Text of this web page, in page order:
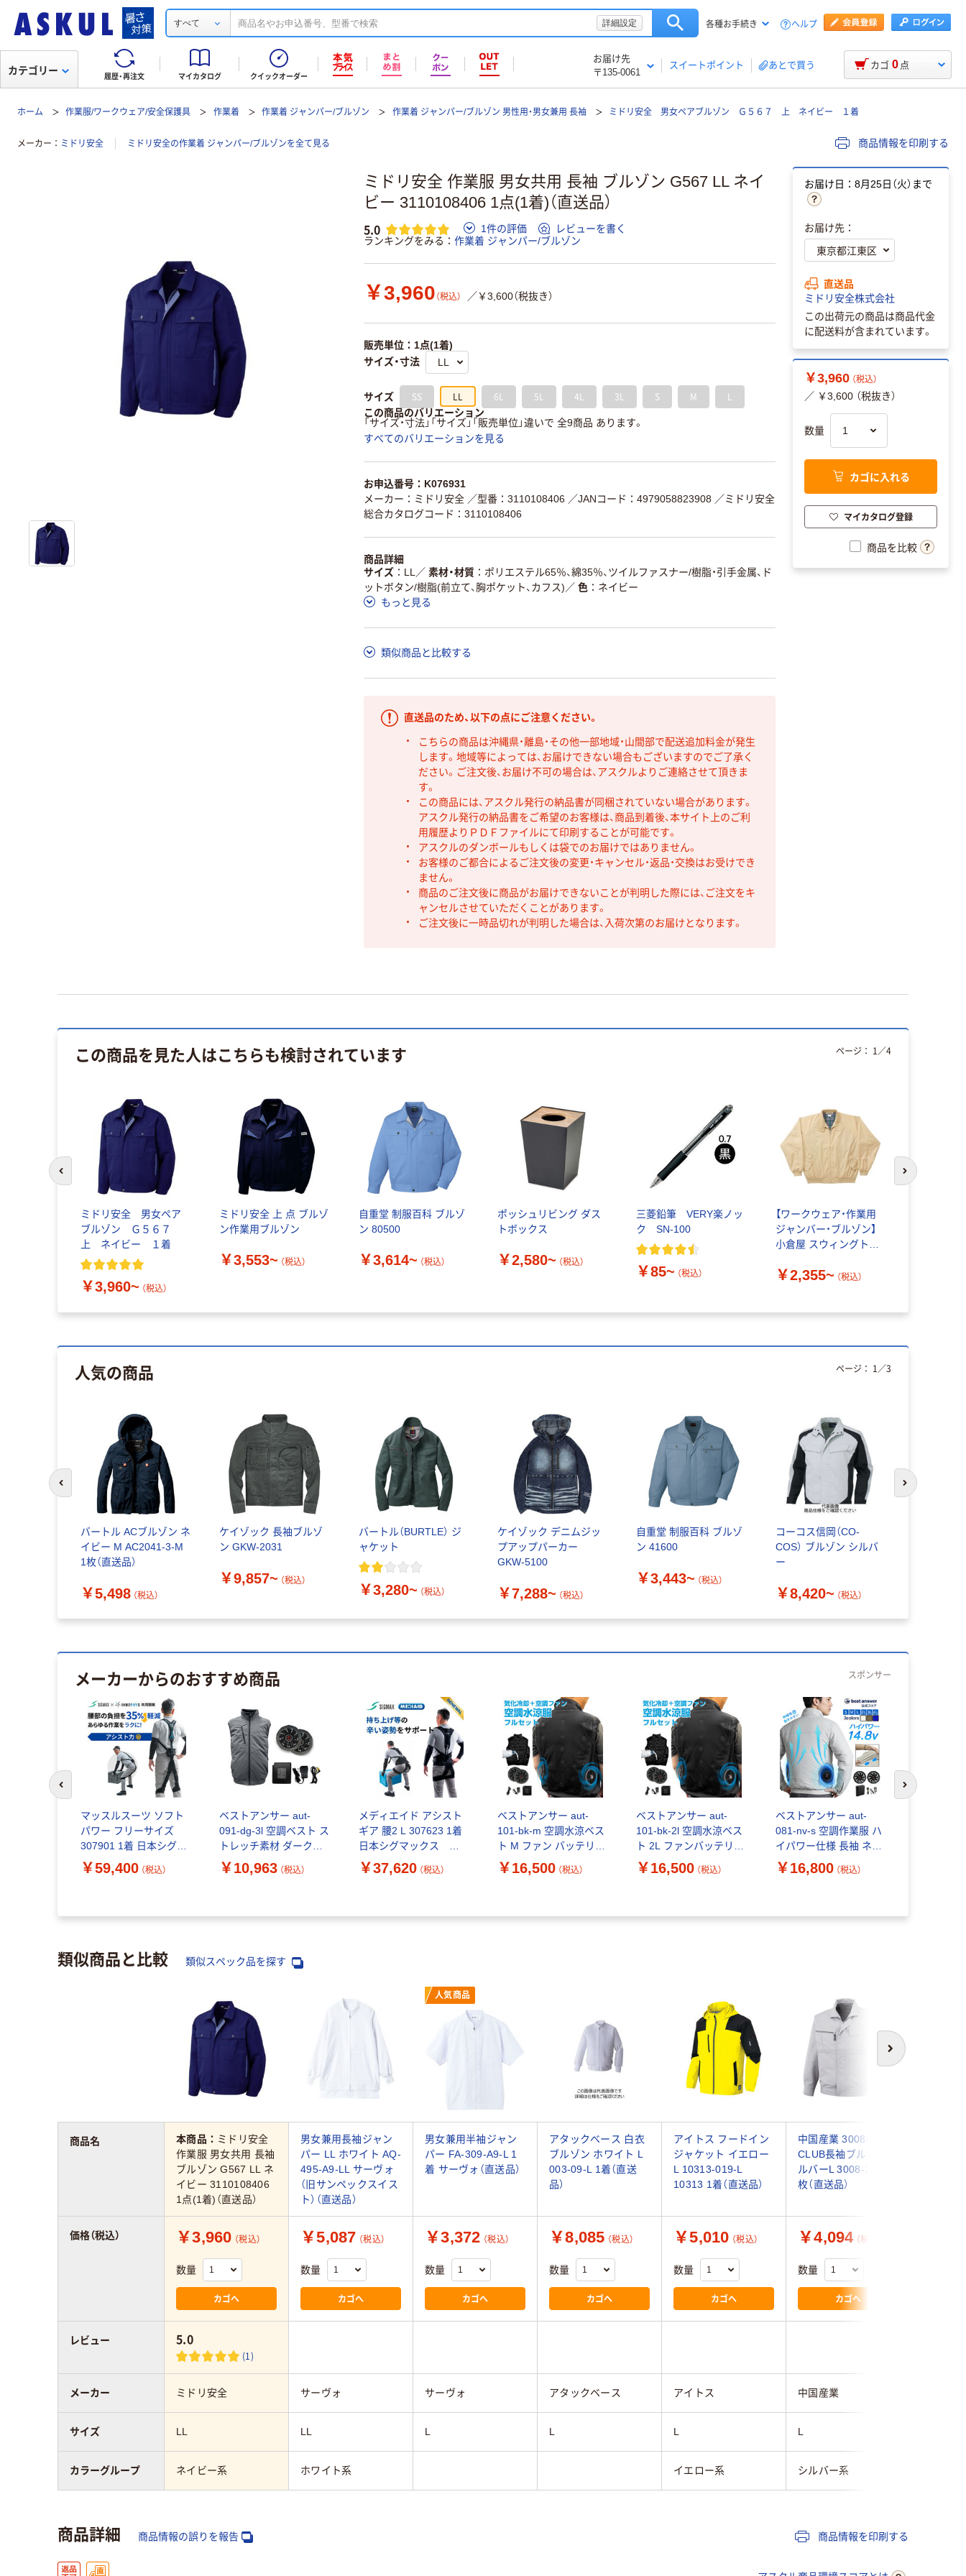
すべて 詳細設定 各種お手続き ヘルプ
履歴・再注文 マイカタログ クイックオーダー
お届け先
〒135-0061
スイートポイント あとで買う
カテゴリー カゴ 0 点
ホーム 作業服/ワークウェア/安全保護具 作業着 作業着 ジャンパー/ブルゾン 作業着 ジャンパー/ブルゾン 男性用・男女兼用 長袖 ミドリ安全 男女ペアブルゾン Ｇ５６７ 上 ネイビー １着
メーカー ミドリ安全 ミドリ安全の作業着 ジャンパー/ブルゾンを全て見る 商品情報を印刷する
ミドリ安全 作業服 男女共用 長袖 ブルゾン G567 LL ネイ
ビー 3110108406 1点(1着)（直送品）
5.0 1件の評価
レビューを書く
ランキングをみる
作業着 ジャンパー/ブルゾン
￥3,960 （税込） ／￥3,600（税抜き）
販売単位：1点(1着)
サイズ・寸法
サイズ SS LL 6L 5L 4L 3L S M L
この商品のバリエーション
「サイズ・寸法」「サイズ」「販売単位」違いで 全9商品 あります。
すべてのバリエーションを見る
お申込番号：K076931
メーカー：ミドリ安全 ／型番：3110108406 ／JANコード：4979058823908 ／ミドリ安全
総合カタログコード：3110108406
商品詳細
サイズ
LL ／ 素材・材質
ポリエステル65％、綿35％、ツイルファスナー/樹脂・引手金属、ド
ットボタン/樹脂(前立て、胸ポケット、カフス) ／ 色
ネイビー
もっと見る
類似商品と比較する
直送品のため、以下の点にご注意ください。
こちらの商品は沖縄県・離島・その他一部地域・山間部で配送追加料金が発生
します。地域等によっては、お届けできない場合もございますのでご了承く
ださい。ご注文後、お届け不可の場合は、アスクルよりご連絡させて頂きま
す。
この商品には、アスクル発行の納品書が同梱されていない場合があります。
アスクル発行の納品書をご希望のお客様は、商品到着後、本サイト上のご利
用履歴よりＰＤＦファイルにて印刷することが可能です。
アスクルのダンボールもしくは袋でのお届けではありません。
お客様のご都合によるご注文後の変更・キャンセル・返品・交換はお受けでき
ません。
商品のご注文後に商品がお届けできないことが判明した際には、ご注文をキ
ャンセルさせていただくことがあります。
ご注文後に一時品切れが判明した場合は、入荷次第のお届けとなります。
お届け日：8月25日（火）まで
お届け先：
直送品
ミドリ安全株式会社
この出荷元の商品は商品代金
に配送料が含まれています。
￥3,960 （税込）
／ ￥3,600 （税抜き）
数量
カゴに入れる
マイカタログ登録
商品を比較
この商品を見た人はこちらも検討されています
ミドリ安全 男女ペア
ブルゾン Ｇ５６７
上 ネイビー １着
￥3,960~ （税込）
ミドリ安全 上 点 ブルゾ
ン作業用ブルゾン
￥3,553~ （税込）
自重堂 制服百科 ブルゾ
ン 80500
￥3,614~ （税込）
ポッシュリビング ダス
トボックス
￥2,580~ （税込）
三菱鉛筆 VERY楽ノッ
ク SN-100
￥85~ （税込）
【ワークウェア・作業用
ジャンバー・ブルゾン】
小倉屋 スウィングトッ
￥2,355~ （税込）
ページ： 1 ／4
前のスライドへ 次のスライド
人気の商品
バートル ACブルゾン ネ
イビー M AC2041-3-M
1枚（直送品）
￥5,498 （税込）
ケイゾック 長袖ブルゾ
ン GKW-2031
￥9,857~ （税込）
バートル（BURTLE） ジ
ャケット
￥3,280~ （税込）
ケイゾック デニムジッ
プアップパーカー
GKW-5100
￥7,288~ （税込）
自重堂 制服百科 ブルゾ
ン 41600
￥3,443~ （税込）
コーコス信岡（CO-
COS） ブルゾン シルバ
ー
￥8,420~ （税込）
ページ： 1 ／3
前のスライドへ 次のスライド
メーカーからのおすすめ商品 スポンサー
マッスルスーツ ソフト
パワー フリーサイズ
307901 1着 日本シグマ
ックス パワーアシス
トスーツ
￥59,400 （税込）
ベストアンサー aut-
091-dg-3l 空調ベスト ス
トレッチ素材 ダークグ
レー 3L 1セット（直送
品）
￥10,963 （税込）
メディエイド アシスト
ギア 腰2 L 307623 1着
日本シグマックス ア
シストスーツ
￥37,620 （税込）
ベストアンサー aut-
101-bk-m 空調水涼ベス
ト M ファン バッテリー
付き 1セット（直送品）
￥16,500 （税込）
ベストアンサー aut-
101-bk-2l 空調水涼ベス
ト 2L ファンバッテリー
付き 1セット（直送品）
￥16,500 （税込）
ベストアンサー aut-
081-nv-s 空調作業服 ハ
イパワー仕様 長袖 ネイ
ビーS 1セット（直送品）
￥16,800 （税込）
前のスライドへ 次のスライド
類似商品と比較 類似スペック品を探す
次へ
人気商品
本商品： ミドリ安全
作業服 男女共用 長袖
ブルゾン G567 LL ネ
イビー 3110108406
1点(1着)（直送品）
男女兼用長袖ジャン
パー LL ホワイト AQ-
495-A9-LL サーヴォ
（旧サンペックスイス
ト）（直送品）
男女兼用半袖ジャン
パー FA-309-A9-L 1
着 サーヴォ（直送品）
アタックベース 白衣
ブルゾン ホワイト L
003-09-L 1着（直送
品）
アイトス フードイン
ジャケット イエロー
L 10313-019-L
10313 1着（直送品）
中国産業 3008C's
CLUB長袖ブルゾンシ
ルバーL 3008-26-L 1
枚（直送品）
￥3,960 （税込）
数量
カゴへ
￥5,087 （税込）
数量
カゴへ
￥3,372 （税込）
数量
カゴへ
￥8,085 （税込）
数量
カゴへ
￥5,010 （税込）
数量
カゴへ
￥4,094 （税込）
数量
カゴへ
5.0
(1)
ミドリ安全 サーヴォ サーヴォ アタックベース アイトス 中国産業
LL LL L L L L
ネイビー系 ホワイト系 イエロー系 シルバー系
商品名
価格（税込）
レビュー
メーカー
サイズ
カラーグループ
商品詳細 商品情報の誤りを報告 商品情報を印刷する